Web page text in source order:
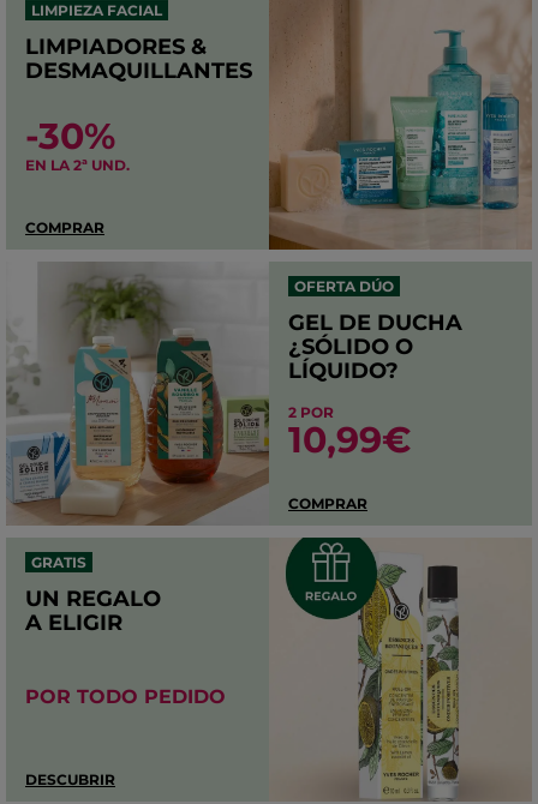
LIMPIEZA FACIAL
LIMPIADORES &
DESMAQUILLANTES
-30%
EN LA 2ª UND.
COMPRAR
OFERTA DÚO
GEL DE DUCHA
¿SÓLIDO O
LÍQUIDO?
2 POR
10,99€
COMPRAR
GRATIS
UN REGALO
A ELIGIR
POR TODO PEDIDO​
DESCUBRIR